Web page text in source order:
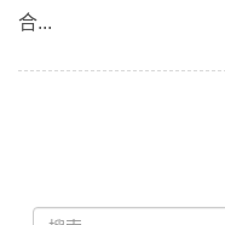
合...